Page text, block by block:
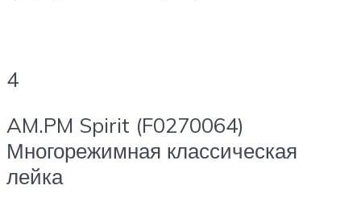
4
AM.PM Spirit (F0270064)
Многорежимная классическая
лейка